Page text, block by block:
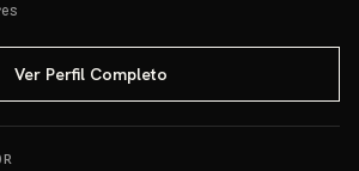
Ver Perfil Completo